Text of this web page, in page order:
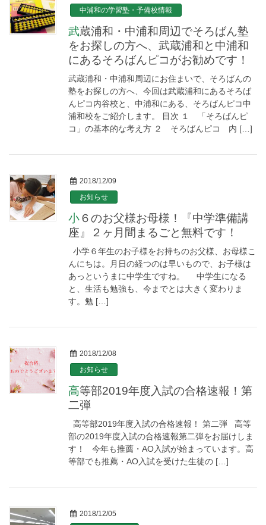
中浦和の学習塾・予備校情報
武蔵浦和・中浦和周辺でそろばん塾
をお探しの方へ、武蔵浦和と中浦和
にあるそろばんピコがお勧めです！
武蔵浦和・中浦和周辺にお住まいで、そろばんの
塾をお探しの方へ、今回は武蔵浦和にあるそろば
んピコ内谷校と、中浦和にある、そろばんピコ中
浦和校をご紹介します。 目次 １ 「そろばんピ
コ」の基本的な考え方 ２ そろばんピコ 内 […]
2018/12/09
お知らせ
小６のお父様お母様！『中学準備講
座』２ヶ月間まるごと無料です！
小学６年生のお子様をお持ちのお父様、お母様こ
んにちは。月日の経つのは早いもので、お子様は
あっというまに中学生ですね。 中学生になる
と、生活も勉強も、今までとは大きく変わりま
す。勉 […]
2018/12/08
お知らせ
高等部2019年度入試の合格速報！第
二弾
高等部2019年度入試の合格速報！ 第二弾 高等
部の2019年度入試の合格速報第二弾をお届けしま
す！ 今年も推薦・AO入試が始まっています。高
等部でも推薦・AO入試を受けた生徒の […]
2018/12/05